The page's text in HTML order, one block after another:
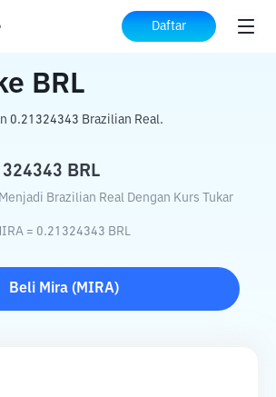
Daftar
Kripto BRL
BRL
0.21324343 Brazilian Real.
BRL
Brazilian Real Dengan Kurs Tukar
= 0.21324343 BRL
Beli Mira( MIRA)